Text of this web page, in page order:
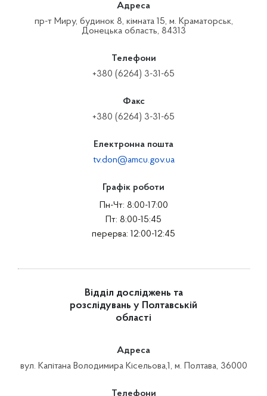
Адреса
пр-т Миру, будинок 8, кімната 15, м. Краматорськ,
Донецька область, 84313
Телефони
+380 (6264) 3-31-65
Факс
+380 (6264) 3-31-65
Електронна пошта
tv.don@amcu.gov.ua
Графік роботи
Пн-Чт: 8:00-17:00
Пт: 8:00-15:45
перерва: 12:00-12:45
Відділ досліджень та
розслідувань у Полтавській
області
Адреса
вул. Капітана Володимира Кісельова,1, м. Полтава, 36000
Телефони